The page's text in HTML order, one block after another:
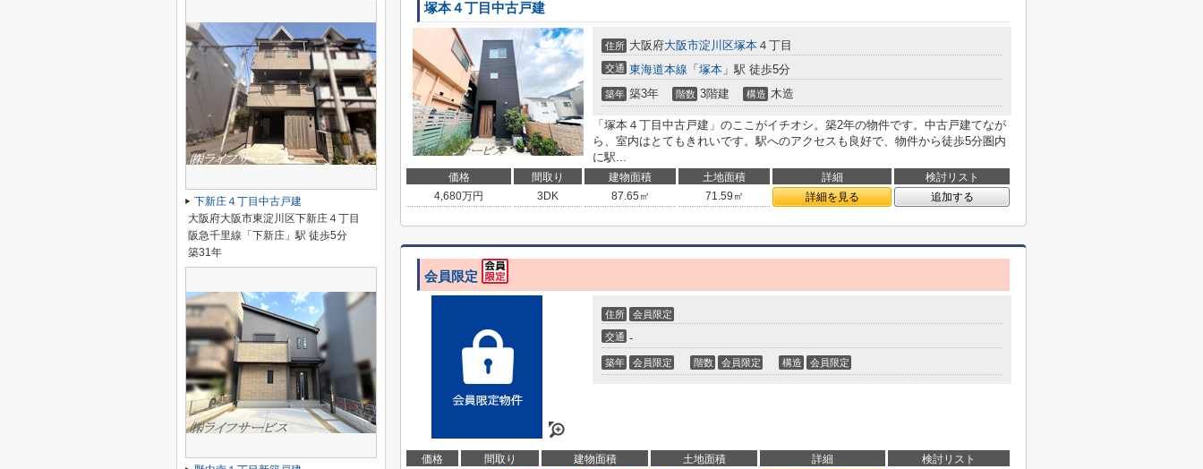
塚本４丁目中古戸建
住所 大阪府大阪市淀川区塚本 ４丁目
交通 東海道本線 「 塚本 」駅 徒歩5分
築年 築3年 階数 3階建 構造 木造
「塚本４丁目中古戸建」のここがイチオシ。築2年の物件です。中古戸建てなが
ら、室内はとてもきれいです。駅へのアクセスも良好で、物件から徒歩5分圏内
に駅...
価格 間取り 建物面積 土地面積 詳細
検討リスト
4,680万円 3DK 87.65㎡ 71.59㎡ 詳細を見る 追加する
会員限定
住所 会員限定
交通 -
築年 会員限定 階数 会員限定 構造 会員限定
価格 間取り 建物面積 土地面積 詳細 検討リスト
下新庄４丁目中古戸建
大阪府大阪市東淀川区下新庄４丁目
阪急千里線「下新庄」駅 徒歩5分
築31年